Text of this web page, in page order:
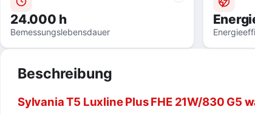
24.000 h
Bemessungslebensdauer
Beschreibung
Sylvania T5 Luxline Plus FHE 21W/830 G5